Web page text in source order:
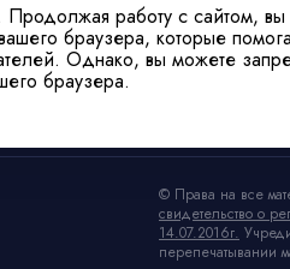
Продолжая работу с сайтом,
браузера, которые
Однако, вы можете
браузера.
© Права на все
свидетельство о
14.07.2016г.
перепечатывании